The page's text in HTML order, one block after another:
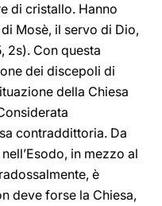
di cristallo. Hanno
Mosè, il servo di Dio,
2s). Con questa
dei discepoli di
della Chiesa
contraddittoria. Da
in mezzo al
è
deve forse la Chiesa,